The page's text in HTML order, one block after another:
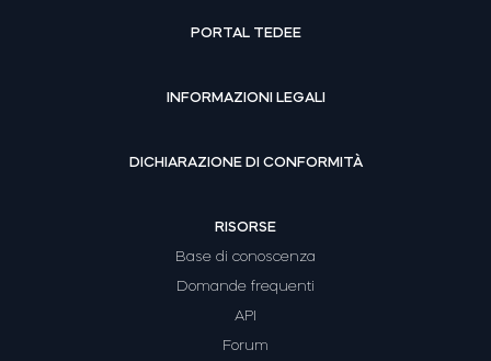
PORTAL TEDEE
INFORMAZIONI LEGALI
DICHIARAZIONE DI CONFORMITÀ
RISORSE
Base di conoscenza
Domande frequenti
API
Forum